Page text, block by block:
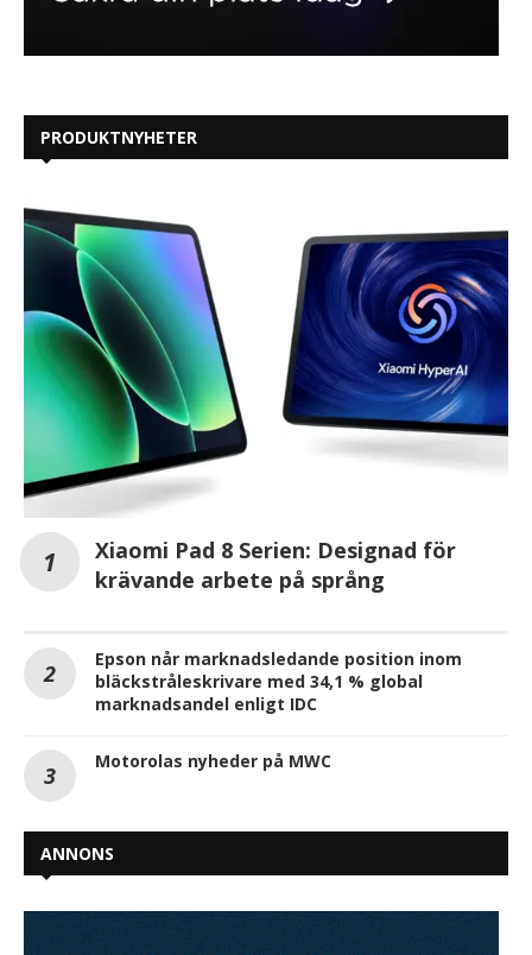
PRODUKTNYHETER
Xiaomi Pad 8 Serien: Designad för
krävande arbete på språng
Epson når marknadsledande position inom
bläckstråleskrivare med 34,1 % global
marknadsandel enligt IDC
Motorolas nyheder på MWC
ANNONS